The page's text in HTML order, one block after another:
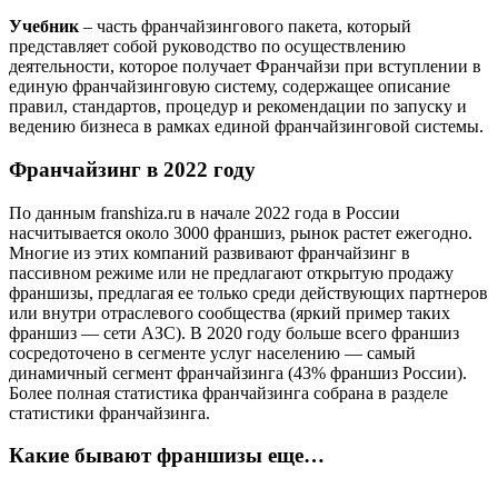
Учебник – часть франчайзингового пакета, который
представляет собой руководство по осуществлению
деятельности, которое получает Франчайзи при вступлении в
единую франчайзинговую систему, содержащее описание
правил, стандартов, процедур и рекомендации по запуску и
ведению бизнеса в рамках единой франчайзинговой системы.
Франчайзинг в 2022 году
По данным franshiza.ru в начале 2022 года в России
насчитывается около 3000 франшиз, рынок растет ежегодно.
Многие из этих компаний развивают франчайзинг в
пассивном режиме или не предлагают открытую продажу
франшизы, предлагая ее только среди действующих партнеров
или внутри отраслевого сообщества (яркий пример таких
франшиз — сети АЗС). В 2020 году больше всего франшиз
сосредоточено в сегменте услуг населению — самый
динамичный сегмент франчайзинга (43% франшиз России).
Более полная статистика франчайзинга собрана в разделе
статистики франчайзинга.
Какие бывают франшизы еще…